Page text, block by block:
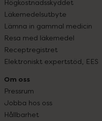
Högkostnadsskyddet
Läkemedelsutbyte
Lämna in gammal medicin
Resa med läkemedel
Receptregistret
Elektroniskt expertstöd, EES
Om oss
Pressrum
Jobba hos oss
Hållbarhet